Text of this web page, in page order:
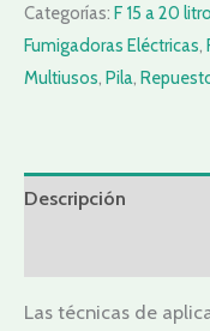
Categorías: F 15 a 20
Fumigadoras Eléctricas,
Multiusos, Pila,
Descripción
Las técnicas de